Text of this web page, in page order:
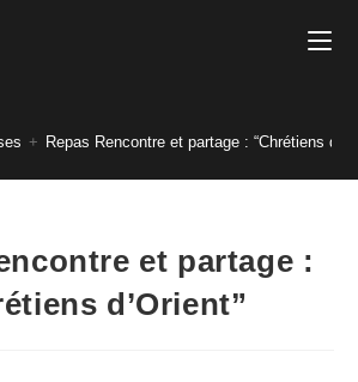
+ Repas Rencontre et partage : “Chrétiens
et partage :
d’Orient”